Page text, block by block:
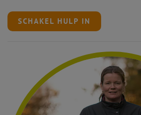
SCHAKEL HULP IN